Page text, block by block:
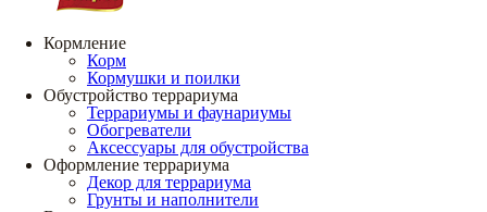
Кормление
Корм
Кормушки и поилки
Обустройство террариума
Террариумы и фаунариумы
Обогреватели
Аксессуары для обустройства
Оформление террариума
Декор для террариума
Грунты и наполнители